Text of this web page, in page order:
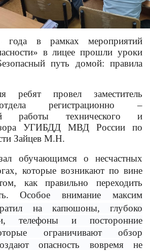
года в рамках мероприятий
в лицее прошли уроки
путь домой: правила
ребят провел заместитель
регистрационно –
работы технического и
УГИБДД МВД России по
Зайцев М.Н.
обучающимся о несчастных
которые возникают по вине
как правильно переходить
. Особое внимание максим
на капюшоны, глубоко
телефоны и посторонние
ограничивают обзор
опасность вовремя не